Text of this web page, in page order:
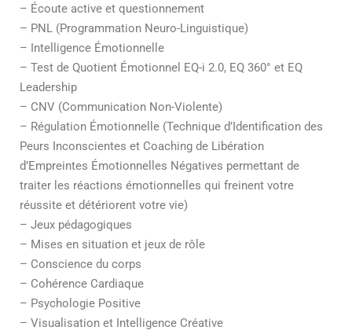
– Écoute active et questionnement
– PNL (Programmation Neuro-Linguistique)
– Intelligence Émotionnelle
– Test de Quotient Émotionnel EQ-i 2.0, EQ 360° et EQ
Leadership
– CNV (Communication Non-Violente)
– Régulation Émotionnelle (Technique d’Identification des
Peurs Inconscientes et Coaching de Libération
d’Empreintes Émotionnelles Négatives permettant de
traiter les réactions émotionnelles qui freinent votre
réussite et détériorent votre vie)
– Jeux pédagogiques
– Mises en situation et jeux de rôle
– Conscience du corps
– Cohérence Cardiaque
– Psychologie Positive
– Visualisation et Intelligence Créative